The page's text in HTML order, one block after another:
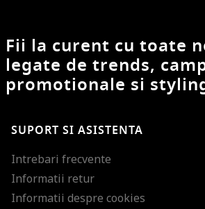
Fii la curent cu toate
legate de trends,
promotionale si
SUPORT SI ASISTENTA
Intrebari frecvente
Informatii retur
Informatii despre cookies